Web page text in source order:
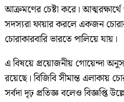
আক্রমণের চেষ্টা করে। আত্মরক্ষার্থে
সদস্যরা ফায়ার করলে একজন
চোরাকারবারি ভারতে পালিয়ে যায়।
এ বিষয়ে প্রয়োজনীয় গোয়েন্দা
রয়েছে। বিজিবি সীমান্ত এলাকায়
সর্বদা দৃঢ় প্রতিজ্ঞ বলেও বিজ্ঞপ্তি